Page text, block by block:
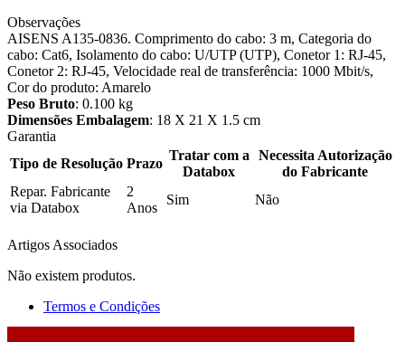
Observações
AISENS A135-0836. Comprimento do cabo: 3 m, Categoria do
cabo: Cat6, Isolamento do cabo: U/UTP (UTP), Conetor 1: RJ-45,
Conetor 2: RJ-45, Velocidade real de transferência: 1000 Mbit/s,
Cor do produto: Amarelo
Peso Bruto: 0.100 kg
Dimensões Embalagem: 18 X 21 X 1.5 cm
Garantia
Tipo de Resolução Prazo
Tratar com a
Databox
Necessita Autorização
do Fabricante
Repar. Fabricante
via Databox
2
Anos
Sim Não
Artigos Associados
Não existem produtos.
Termos e Condições